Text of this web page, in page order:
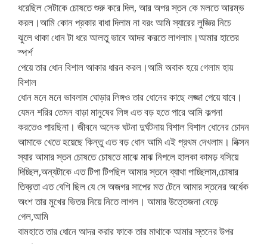
ধরেছিল সেটাকে চোষতে শুরু করে দিল, আর অপর স্তন কে মলতে আরম্ভ
করল।আমি কোন প্রকার বাধা দিলাম না বরং আমি স্যারের লুজ্ঞির নিচে
ঝুলে থাকা ধোন টা ধরে আলতু ভাবে আদর করতে লাগলাম।আমার হাতের
স্পর্শ
পেয়ে তার ধোন বিশাল আকার ধারন করল।আমি অবাক হয়ে গেলাম হায়
বিশাল
ধোন মনে মনে ভাবলাম ঘোড়ার লিঙ্গও তার ধোনের কাছে লজ্জা পেয়ে যাবে।
যেমন শরির তেমন বাড়া মানুষের লিঙ্গ এত বড় হতে পারে আমি কল্পনা
করতেও পারছিনা। জীবনে অনেক ঘটনা দুর্ঘটনায় বিশাল বিশাল ধোনের চোদন
আমাকে খেতে হয়েছে কিন্তু এত বড় ধোন আমি এই প্রথম দেখলাম। নিক্সন
স্যার আমার স্তন চোষতে চোষতে মাঝে মাঝ নিপলে হালকা কামড় বসিয়ে
দিচ্ছিল,অন্যটাকে এত টিপা টিপছিল আমার স্তনে ব্যাথা পাচ্ছিলাম,চোষার
তিব্রতা এত বেশি ছিল যে সে অজগর সাপের মত টেনে আমার স্তনের অর্ধেক
অংশ তার মুখের ভিতর নিয়ে নিতে লাগল। আমার উত্তেজনা বেড়ে
গেল,আমি
বামহাতে তার ধোনে আদর করার ফাকে তার মাথাকে আমার স্তনের উপর